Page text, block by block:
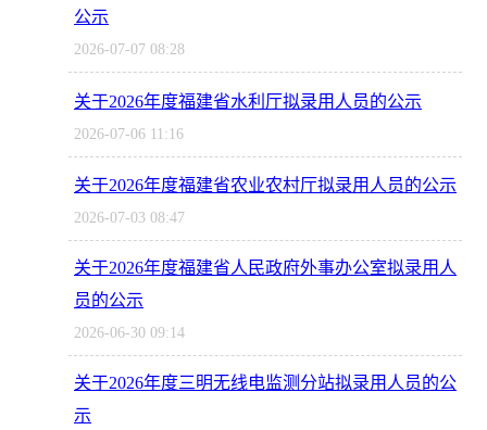
2026-07-07 08:28
公示
2026-07-06 11:16
关于2026年度福建省水利厅拟录用人员的公示
2026-07-03 08:47
关于2026年度福建省农业农村厅拟录用人员的公示
2026-06-30 09:14
关于2026年度福建省人民政府外事办公室拟录用人
员的公示
关于2026年度三明无线电监测分站拟录用人员的公
示